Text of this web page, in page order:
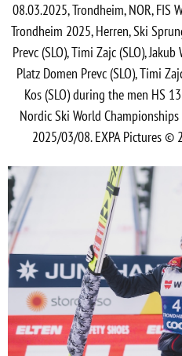
08.03.2025, Trondheim, NOR, FIS
Trondheim 2025, Herren, Ski
Prevc (SLO), Timi Zajc (SLO),
Platz Domen Prevc (SLO), Timi
Kos (SLO) during the men HS
Nordic Ski World
2025/03/08. EXPA Pictures ©